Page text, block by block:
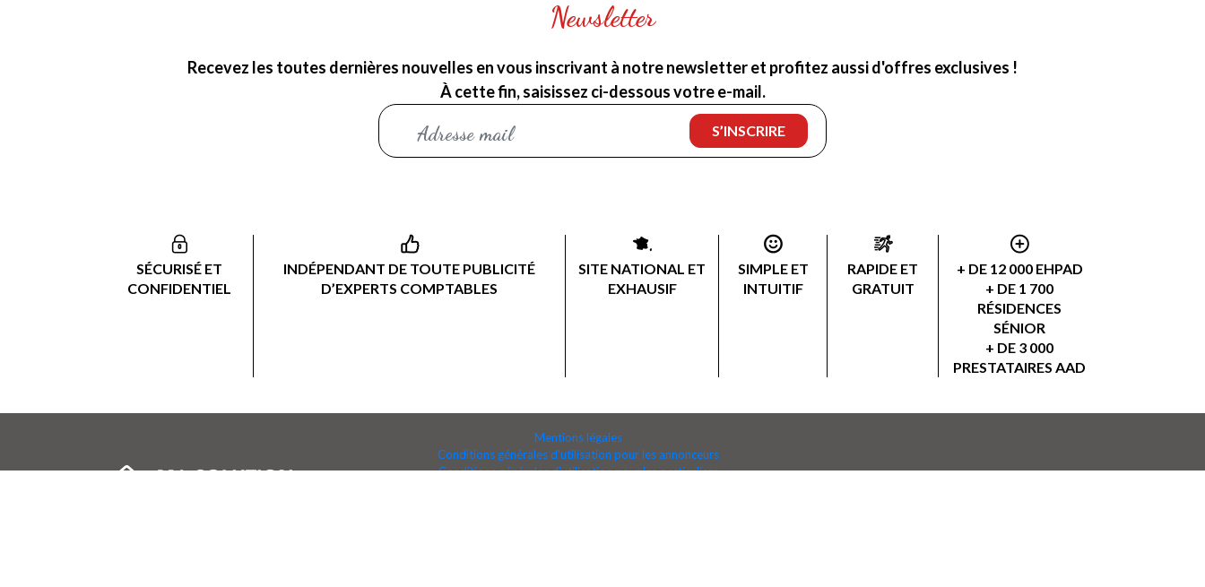
Newsletter
Recevez les toutes dernières nouvelles en vous inscrivant à notre newsletter et profitez aussi d'offres exclusives !
À cette fin, saisissez ci-dessous votre e-mail.
SÉCURISÉ ET
CONFIDENTIEL
INDÉPENDANT DE TOUTE PUBLICITÉ
D’EXPERTS COMPTABLES
SITE NATIONAL ET
EXHAUSIF
SIMPLE ET
INTUITIF
RAPIDE ET
GRATUIT
+ DE 12 000 EHPAD
+ DE 1 700
RÉSIDENCES
SÉNIOR
+ DE 3 000
PRESTATAIRES AAD
Mentions légales
Conditions générales d'utilisation pour les annonceurs
Conditions générales d'utilisation pour les particuliers